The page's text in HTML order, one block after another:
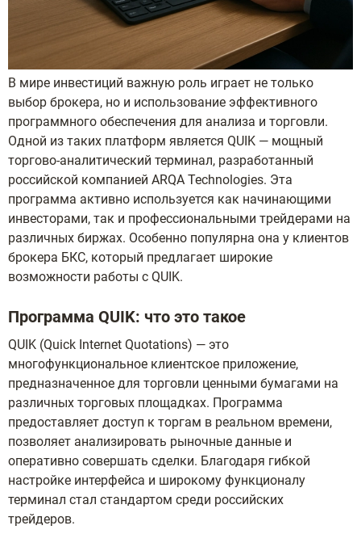
В мире инвестиций важную роль играет не только
выбор брокера, но и использование эффективного
программного обеспечения для анализа и торговли.
Одной из таких платформ является QUIK — мощный
торгово-аналитический терминал, разработанный
российской компанией ARQA Technologies. Эта
программа активно используется как начинающими
инвесторами, так и профессиональными трейдерами на
различных биржах. Особенно популярна она у клиентов
брокера БКС, который предлагает широкие
возможности работы с QUIK.
Программа QUIK: что это такое
QUIK (Quick Internet Quotations) — это
многофункциональное клиентское приложение,
предназначенное для торговли ценными бумагами на
различных торговых площадках. Программа
предоставляет доступ к торгам в реальном времени,
позволяет анализировать рыночные данные и
оперативно совершать сделки. Благодаря гибкой
настройке интерфейса и широкому функционалу
терминал стал стандартом среди российских
трейдеров.